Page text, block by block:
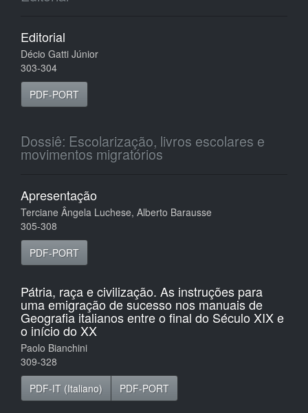
Editorial
Décio Gatti Júnior
303-304
PDF-PORT
Dossiê: Escolarização, livros escolares e
movimentos migratórios
Apresentação
Terciane Ângela Luchese, Alberto Barausse
305-308
PDF-PORT
Pátria, raça e civilização. As instruções para
uma emigração de sucesso nos manuais de
Geografia italianos entre o final do Século XIX e
o início do XX
Paolo Bianchini
309-328
PDF-IT (Italiano)
PDF-PORT